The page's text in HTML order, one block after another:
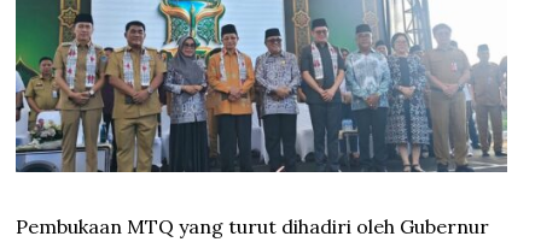
Pembukaan MTQ yang turut dihadiri oleh Gubernur